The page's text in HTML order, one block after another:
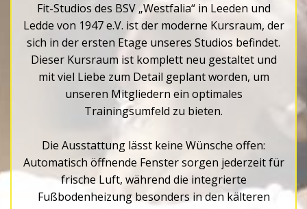
Fit-Studios des BSV „Westfalia“ in Leeden und
Ledde von 1947 e.V. ist der moderne Kursraum, der
sich in der ersten Etage unseres Studios befindet.
Dieser Kursraum ist komplett neu gestaltet und
mit viel Liebe zum Detail geplant worden, um
unseren Mitgliedern ein optimales
Trainingsumfeld zu bieten.
Die Ausstattung lässt keine Wünsche offen:
Automatisch öffnende Fenster sorgen jederzeit für
frische Luft, während die integrierte
Fußbodenheizung besonders in den kälteren